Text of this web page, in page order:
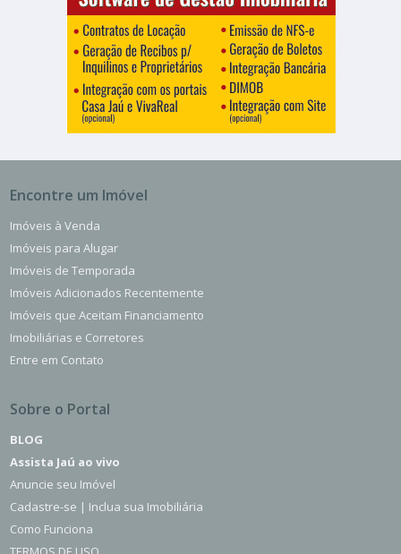
Encontre um Imóvel
Imóveis à Venda
Imóveis para Alugar
Imóveis de Temporada
Imóveis Adicionados Recentemente
Imóveis que Aceitam Financiamento
Imobiliárias e Corretores
Entre em Contato
Sobre o Portal
BLOG
Assista Jaú ao vivo
Anuncie seu Imóvel
Cadastre-se | Inclua sua Imobiliária
Como Funciona